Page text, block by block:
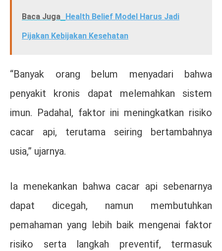
Baca Juga Health Belief Model Harus Jadi
Pijakan Kebijakan Kesehatan
“Banyak orang belum menyadari bahwa
penyakit kronis dapat melemahkan sistem
imun. Padahal, faktor ini meningkatkan risiko
cacar api, terutama seiring bertambahnya
usia,” ujarnya.
Ia menekankan bahwa cacar api sebenarnya
dapat dicegah, namun membutuhkan
pemahaman yang lebih baik mengenai faktor
risiko serta langkah preventif, termasuk